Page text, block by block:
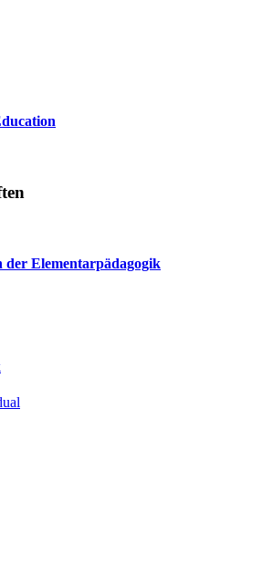
der Elementarpädagogik